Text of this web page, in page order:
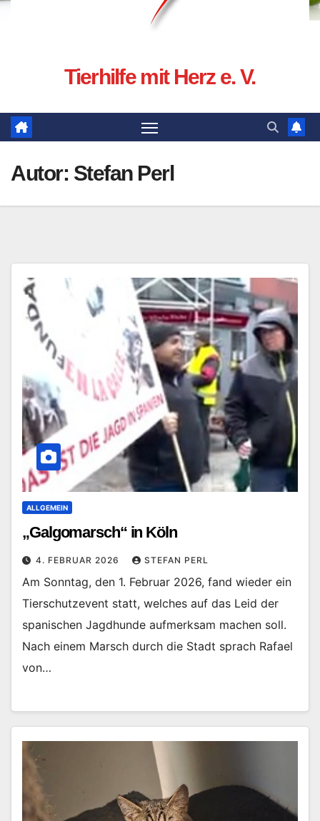
Tierhilfe mit Herz e. V.
Autor: Stefan Perl
ALLGEMEIN
„Galgomarsch“ in Köln
4. FEBRUAR 2026 STEFAN PERL
Am Sonntag, den 1. Februar 2026, fand wieder ein
Tierschutzevent statt, welches auf das Leid der
spanischen Jagdhunde aufmerksam machen soll.
Nach einem Marsch durch die Stadt sprach Rafael
von…